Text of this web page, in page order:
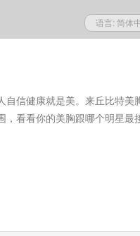
语言: 简体
自信健康就是美。来丘比特美
看看你的美胸跟哪个明星最